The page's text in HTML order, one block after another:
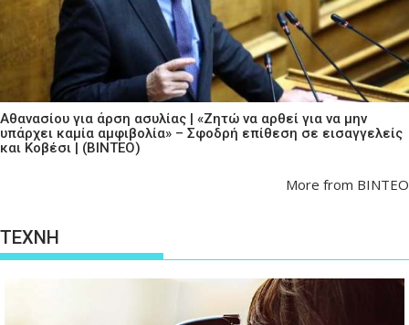
Αθανασίου για άρση ασυλίας | «Ζητώ να αρθεί για να μην
υπάρχει καμία αμφιβολία» – Σφοδρή επίθεση σε εισαγγελείς
και Κοβέσι | (ΒΙΝΤΕΟ)
More from ΒΙΝΤΕΟ
ΤΕΧΝΗ